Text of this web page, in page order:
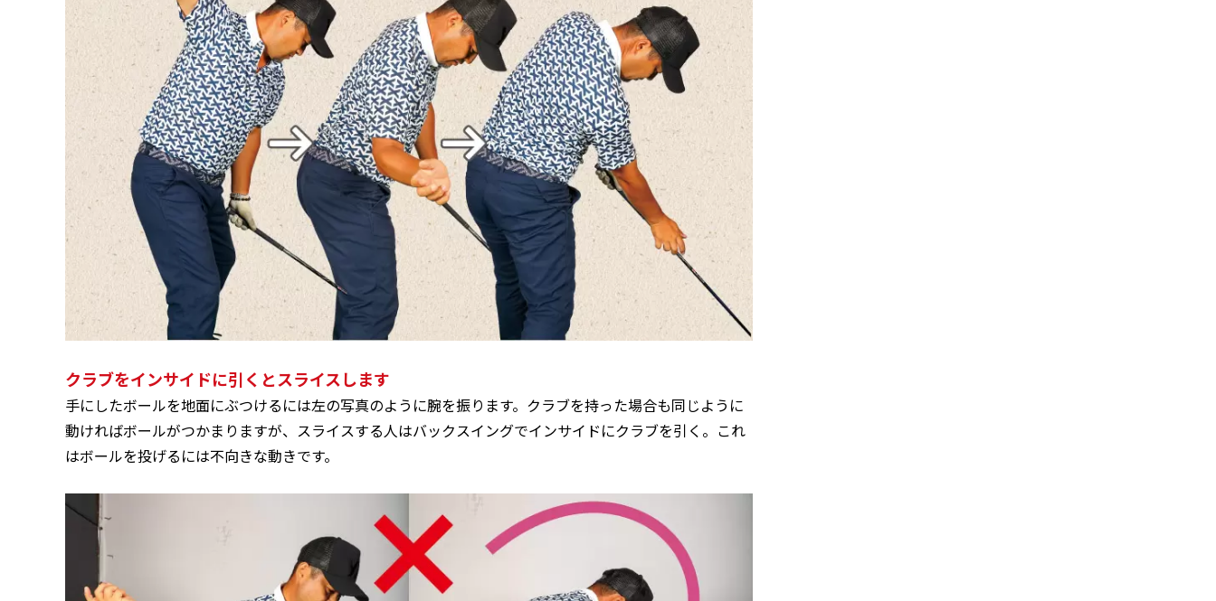
クラブをインサイドに引くとスライスします
手にしたボールを地面にぶつけるには左の写真のように腕を振ります。クラブを持った場合も同じように
動ければボールがつかまりますが、スライスする人はバックスイングでインサイドにクラブを引く。これ
はボールを投げるには不向きな動きです。